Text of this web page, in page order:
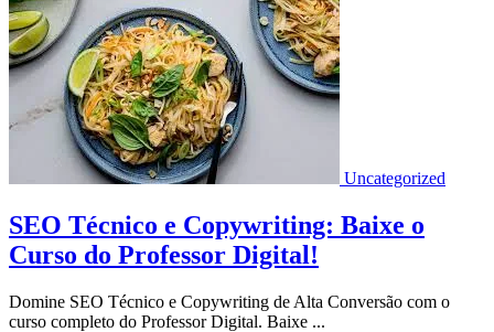
Uncategorized
SEO Técnico e Copywriting: Baixe o
Curso do Professor Digital!
Domine SEO Técnico e Copywriting de Alta Conversão com o
curso completo do Professor Digital. Baixe ...